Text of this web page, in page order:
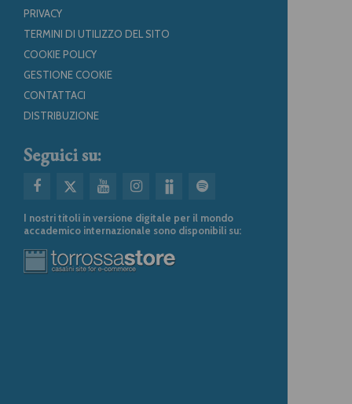
PRIVACY
TERMINI DI UTILIZZO DEL SITO
COOKIE POLICY
GESTIONE COOKIE
CONTATTACI
DISTRIBUZIONE
Seguici su:
I nostri titoli in versione digitale per il mondo
accademico internazionale sono disponibili su: